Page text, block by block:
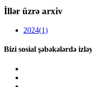
İllər üzrə arxiv
2024(1)
Bizi sosial şəbəkələrdə